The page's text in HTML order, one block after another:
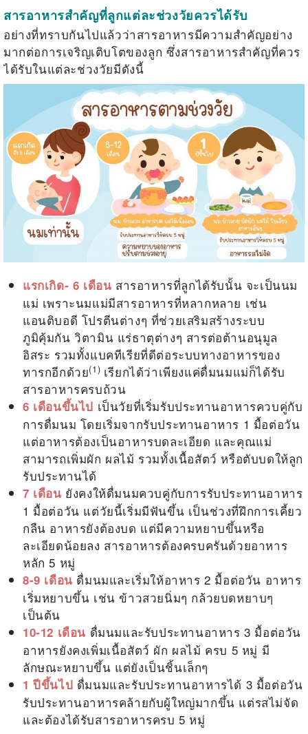
สารอาหารสำคัญที่ลูกแต่ละช่วงวัยควรได้รับ
อย่างที่ทราบกันไปแล้วว่าสารอาหารมีความสำคัญอย่าง
มากต่อการเจริญเติบโตของลูก ซึ่งสารอาหารสำคัญที่ควร
ได้รับในแต่ละช่วงวัยมีดังนี้
แรกเกิด- 6 เดือน สารอาหารที่ลูกได้รับนั้น จะเป็นนม
แม่ เพราะนมแม่มีสารอาหารที่หลากหลาย เช่น
แอนติบอดี โปรตีนต่างๆ ที่ช่วยเสริมสร้างระบบ
ภูมิคุ้มกัน วิตามิน แร่ธาตุต่างๆ สารต่อต้านอนุมูล
อิสระ รวมทั้งแบคทีเรียที่ดีต่อระบบทางอาหารของ
ทารกอีกด้วย(1) เรียกได้ว่าเพียงแค่ดื่มนมแม่ก็ได้รับ
สารอาหารครบถ้วน
6 เดือนขึ้นไป เป็นวัยที่เริ่มรับประทานอาหารควบคู่กับ
การดื่มนม โดยเริ่มจากรับประทานอาหาร 1 มื้อต่อวัน
แต่อาหารต้องเป็นอาหารบดละเอียด และคุณแม่
สามารถเพิ่มผัก ผลไม้ รวมทั้งเนื้อสัตว์ หรือตับบดให้ลูก
รับประทานได้
7 เดือน ยังคงให้ดื่มนมควบคู่กับการรับประทานอาหาร
1 มื้อต่อวัน แต่วัยนี้เริ่มมีฟันขึ้น เป็นช่วงที่ฝึกการเคี้ยว
กลืน อาหารยังต้องบด แต่มีความหยาบขึ้นหรือ
ละเอียดน้อยลง สารอาหารต้องครบครันด้วยอาหาร
หลัก 5 หมู่
8-9 เดือน ดื่มนมและเริ่มให้อาหาร 2 มื้อต่อวัน อาหาร
เริ่มหยาบขึ้น เช่น ข้าวสวยนิ่มๆ กล้วยบดหยาบๆ
เป็นต้น
10-12 เดือน ดื่มนมและรับประทานอาหาร 3 มื้อต่อวัน
อาหารยังคงเพิ่มเนื้อสัตว์ ผัก ผลไม้ ครบ 5 หมู่ มี
ลักษณะหยาบขึ้น แต่ยังเป็นชิ้นเล็กๆ
1 ปีขึ้นไป ดื่มนมและรับประทานอาหารได้ 3 มื้อต่อวัน
รับประทานอาหารคล้ายกับผู้ใหญ่มากขึ้น แต่รสไม่จัด
และต้องได้รับสารอาหารครบ 5 หมู่